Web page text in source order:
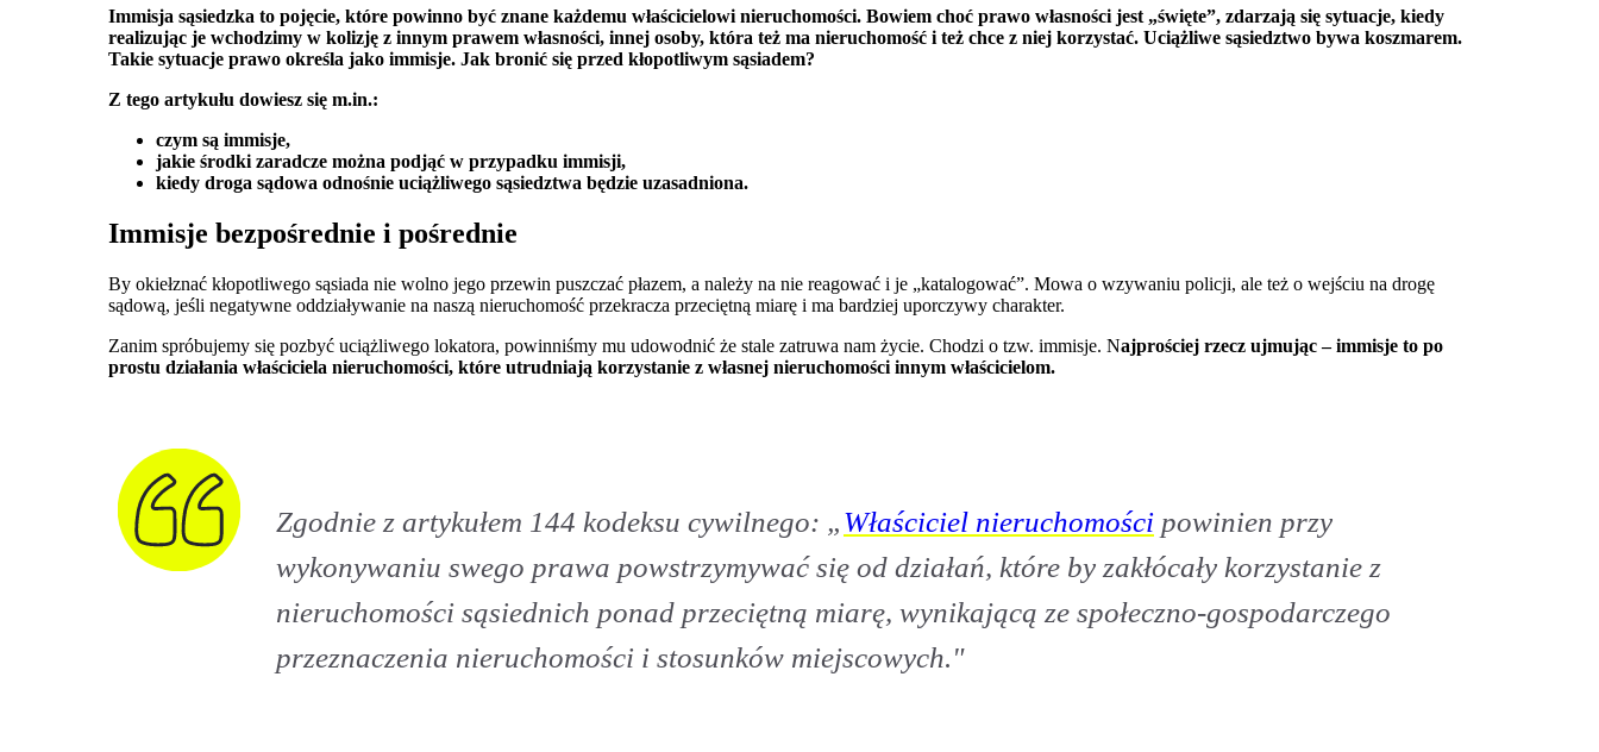
Immisja sąsiedzka to pojęcie, które powinno być znane każdemu właścicielowi nieruchomości. Bowiem choć prawo własności jest „święte”, zdarzają się sytuacje, kiedy
realizując je wchodzimy w kolizję z innym prawem własności, innej osoby, która też ma nieruchomość i też chce z niej korzystać. Uciążliwe sąsiedztwo bywa koszmarem.
Takie sytuacje prawo określa jako immisje. Jak bronić się przed kłopotliwym sąsiadem?
Z tego artykułu dowiesz się m.in.:
czym są immisje,
jakie środki zaradcze można podjąć w przypadku immisji,
kiedy droga sądowa odnośnie uciążliwego sąsiedztwa będzie uzasadniona.
Immisje bezpośrednie i pośrednie
By okiełznać kłopotliwego sąsiada nie wolno jego przewin puszczać płazem, a należy na nie reagować i je „katalogować”. Mowa o wzywaniu policji, ale też o wejściu na drogę
sądową, jeśli negatywne oddziaływanie na naszą nieruchomość przekracza przeciętną miarę i ma bardziej uporczywy charakter.
Zanim spróbujemy się pozbyć uciążliwego lokatora, powinniśmy mu udowodnić że stale zatruwa nam życie. Chodzi o tzw. immisje. Najprościej rzecz ujmując – immisje to po
prostu działania właściciela nieruchomości, które utrudniają korzystanie z własnej nieruchomości innym właścicielom.
Zgodnie z artykułem 144 kodeksu cywilnego: „Właściciel nieruchomościpowinien przy
wykonywaniu swego prawa powstrzymywać się od działań, które by zakłócały korzystanie z
nieruchomości sąsiednich ponad przeciętną miarę, wynikającą ze społeczno-gospodarczego
przeznaczenia nieruchomości i stosunków miejscowych."